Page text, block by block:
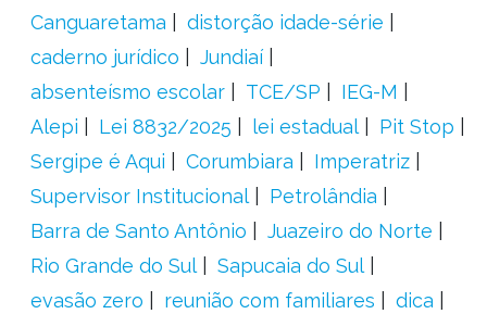
Canguaretama
distorção idade-série
caderno jurídico
Jundiaí
absenteísmo escolar
TCE/SP
IEG-M
Alepi
Lei 8832/2025 lei estadual
Pit Stop
Sergipe é Aqui
Corumbiara
Imperatriz
Supervisor Institucional
Petrolândia
Barra de Santo Antônio
Juazeiro do Norte
Rio Grande do Sul
Sapucaia do Sul
evasão zero
reunião com familiares
dica